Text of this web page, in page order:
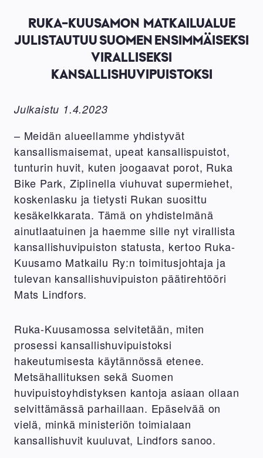
RUKA-KUUSAMON MATKAILUALUE
JULISTAUTUU SUOMEN ENSIMMÄISEKSI
VIRALLISEKSI
KANSALLISHUVIPUISTOKSI
Julkaistu 1.4.2023
– Meidän alueellamme yhdistyvät
kansallismaisemat, upeat kansallispuistot,
tunturin huvit, kuten joogaavat porot, Ruka
Bike Park, Ziplinella viuhuvat supermiehet,
koskenlasku ja tietysti Rukan suosittu
kesäkelkkarata. Tämä on yhdistelmänä
ainutlaatuinen ja haemme sille nyt virallista
kansallishuvipuiston statusta, kertoo Ruka-
Kuusamo Matkailu Ry:n toimitusjohtaja ja
tulevan kansallishuvipuiston päätirehtööri
Mats Lindfors.
Ruka-Kuusamossa selvitetään, miten
prosessi kansallishuvipuistoksi
hakeutumisesta käytännössä etenee.
Metsähallituksen sekä Suomen
huvipuistoyhdistyksen kantoja asiaan ollaan
selvittämässä parhaillaan. Epäselvää on
vielä, minkä ministeriön toimialaan
kansallishuvit kuuluvat, Lindfors sanoo.